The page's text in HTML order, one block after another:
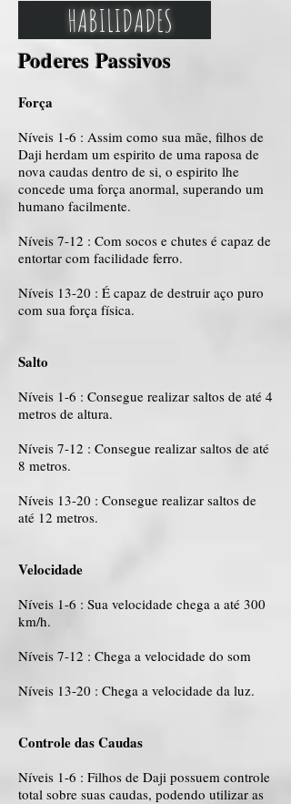
HABILIDADES
Poderes Passivos
Força
Níveis 1-6 : Assim como sua mãe, filhos de
Daji herdam um espirito de uma raposa de
nova caudas dentro de si, o espirito lhe
concede uma força anormal, superando um
humano facilmente.
Níveis 7-12 : Com socos e chutes é capaz de
entortar com facilidade ferro.
Níveis 13-20 : É capaz de destruir aço puro
com sua força física.
Salto
Níveis 1-6 : Consegue realizar saltos de até 4
metros de altura.
Níveis 7-12 : Consegue realizar saltos de até
8 metros.
Níveis 13-20 : Consegue realizar saltos de
até 12 metros.
Velocidade
Níveis 1-6 : Sua velocidade chega a até 300
km/h.
Níveis 7-12 : Chega a velocidade do som
Níveis 13-20 : Chega a velocidade da luz.
Controle das Caudas
Níveis 1-6 : Filhos de Daji possuem controle
total sobre suas caudas, podendo utilizar as